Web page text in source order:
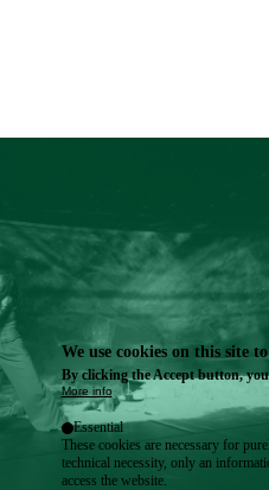
We use cookies on this site
By clicking the Accept button,
More info
Essential
These cookies are necessary for
technical necessity, only an
access the website.